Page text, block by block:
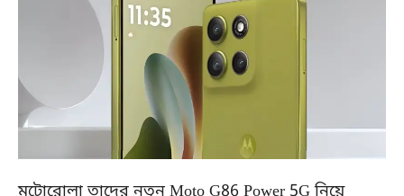
মটোরোলা তাদের নতুন Moto G86 Power 5G নিয়ে